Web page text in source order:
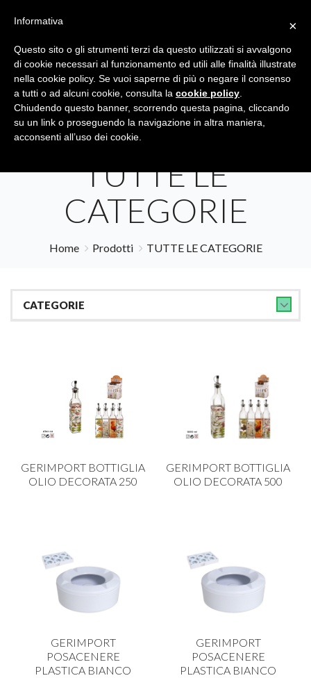
Tutte le categorie Cerca
TUTTE LE
CATEGORIE
Home Prodotti TUTTE LE CATEGORIE
CATEGORIE
ACCESSORI VETRO
BILANCE
CAFFETTERIA E RICAMBI
CALICI E BICCHIERI
CAMPEGGIO E GIARDINO
COLTELLI E POSATE
GERIMPORT BOTTIGLIA
OLIO DECORATA 250
GERIMPORT BOTTIGLIA
OLIO DECORATA 500
GERIMPORT
POSACENERE
PLASTICA BIANCO
GERIMPORT
POSACENERE
PLASTICA BIANCO
×
Informativa
Questo sito o gli strumenti terzi da questo utilizzati si avvalgono
di cookie necessari al funzionamento ed utili alle finalità illustrate
nella cookie policy. Se vuoi saperne di più o negare il consenso
a tutti o ad alcuni cookie, consulta la cookie policy
Chiudendo questo banner, scorrendo questa pagina, cliccando
su un link o proseguendo la navigazione in altra maniera,
acconsenti all’uso dei cookie.